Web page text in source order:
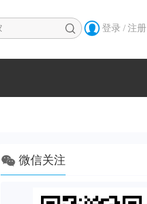
  登录 / 注册
 微信关注